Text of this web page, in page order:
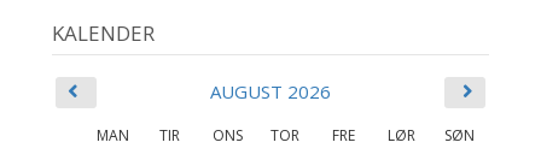
KALENDER
AUGUST 2026
MAN TIR ONS TOR FRE LØR SØN